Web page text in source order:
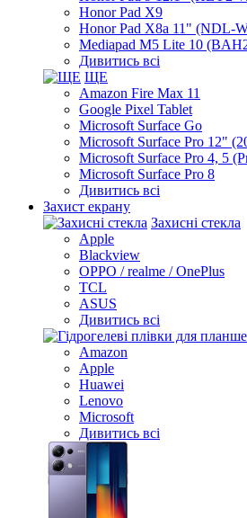
Honor Pad X9
Honor Pad X8a 11" (NDL-
Mediapad M5 Lite 10
Дивитись всі
ЩЕ
Amazon Fire Max 11
Google Pixel Tablet
Microsoft Surface Go
Microsoft Surface Pro 12"
Microsoft Surface Pro 4, 5
Microsoft Surface Pro 8
Дивитись всі
Захист екрану
Захисні стекла
Apple
Blackview
OPPO / realme / OnePlus
TCL
ASUS
Дивитись всі
Amazon
Apple
Huawei
Lenovo
Microsoft
Дивитись всі